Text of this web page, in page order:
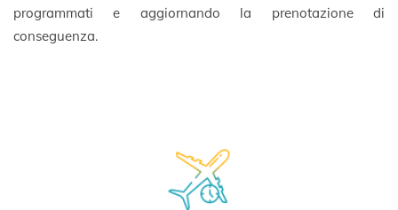
programmati e aggiornando la prenotazione di
conseguenza.